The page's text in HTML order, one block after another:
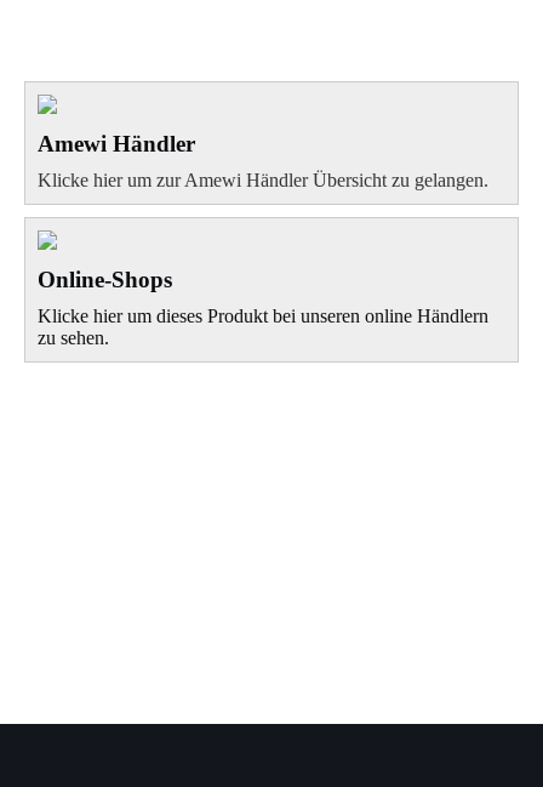
Amewi Händler
Klicke hier um zur Amewi Händler Übersicht zu gelangen.
Online-Shops
Klicke hier um dieses Produkt bei unseren online Händlern
zu sehen.